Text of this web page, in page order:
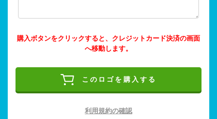
購入ボタンをクリックすると、クレジットカード決済の画面
へ移動します。
このロゴを購入する
利用規約の確認